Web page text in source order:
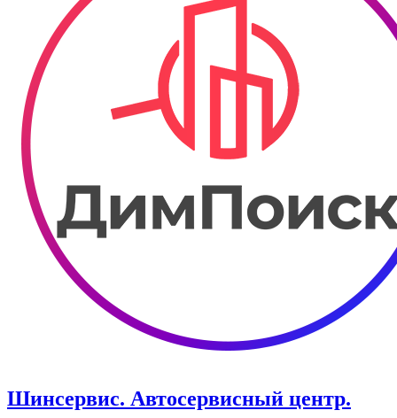
Шинсервис. ​Автосервисный центр.